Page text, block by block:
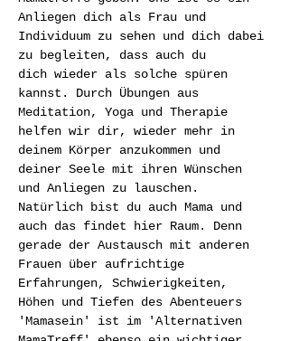
Anliegen dich als Frau und
Individuum zu sehen und dich dabei
zu begleiten, dass auch du
dich wieder als solche spüren
kannst. Durch Übungen aus
Meditation, Yoga und Therapie
helfen wir dir, wieder mehr in
deinem Körper anzukommen und
deiner Seele mit ihren Wünschen
und Anliegen zu lauschen.
​Natürlich bist du auch Mama und
auch das findet hier Raum. Denn
gerade der Austausch mit anderen
Frauen über aufrichtige
Erfahrungen, Schwierigkeiten,
Höhen und Tiefen des Abenteuers
'Mamasein' ist im 'Alternativen